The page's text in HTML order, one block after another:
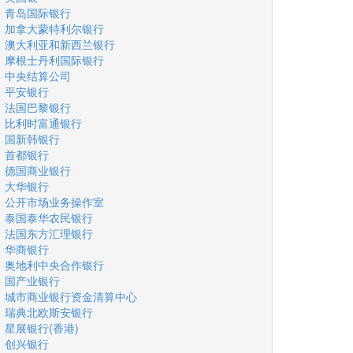
青岛国际银行
加拿大蒙特利尔银行
澳大利亚和新西兰银行
摩根士丹利国际银行
中央结算公司
平安银行
法国巴黎银行
比利时富通银行
国新韩银行
首都银行
德国商业银行
大华银行
公开市场业务操作室
泰国泰华农民银行
法国东方汇理银行
华商银行
奥地利中央合作银行
国产业银行
城市商业银行资金清算中心
瑞典北欧斯安银行
星展银行(香港)
创兴银行